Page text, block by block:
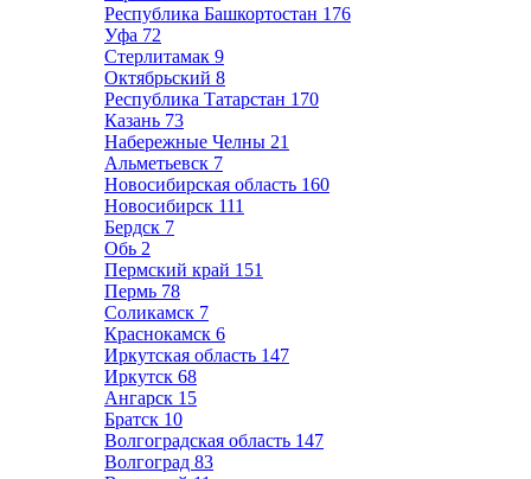
Республика Башкортостан 176
Уфа 72
Стерлитамак 9
Октябрьский 8
Республика Татарстан 170
Казань 73
Набережные Челны 21
Альметьевск 7
Новосибирская область 160
Новосибирск 111
Бердск 7
Обь 2
Пермский край 151
Пермь 78
Соликамск 7
Краснокамск 6
Иркутская область 147
Иркутск 68
Ангарск 15
Братск 10
Волгоградская область 147
Волгоград 83